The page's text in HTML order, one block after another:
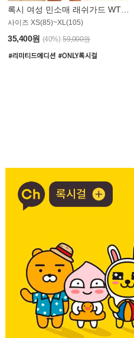
사이즈 XS(85)~XL(105)
35,400원 (40%) 59,000원